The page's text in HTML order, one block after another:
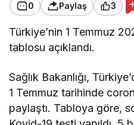
0 Paylaş 3
Türkiye’nin 1 Temmuz
tablosu açıklandı.
Sağlık Bakanlığı,
1 Temmuz tarihinde
paylaştı. Tabloya göre,